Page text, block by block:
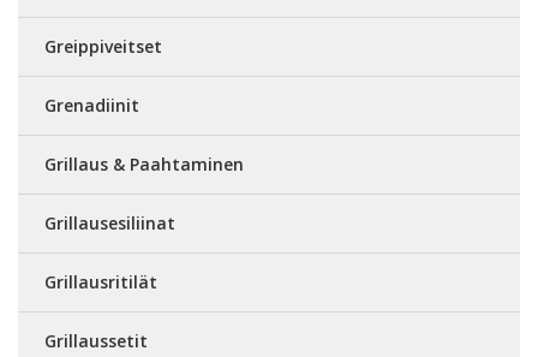
Greippiveitset
Grenadiinit
Grillaus & Paahtaminen
Grillausesiliinat
Grillausritilät
Grillaussetit